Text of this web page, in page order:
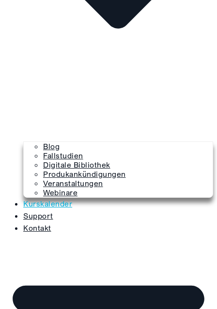
Blog
Fallstudien
Digitale Bibliothek
Produkankündigungen
Veranstaltungen
Webinare
Kurskalender
Support
Kontakt